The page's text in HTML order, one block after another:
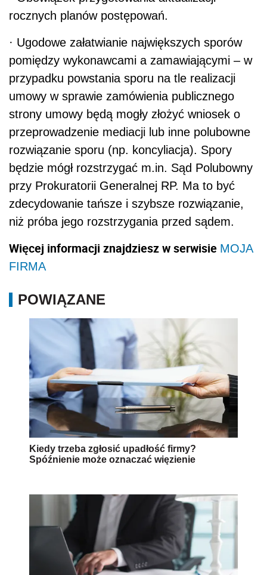
rocznych planów postępowań.
· Ugodowe załatwianie największych sporów
pomiędzy wykonawcami a zamawiającymi – w
przypadku powstania sporu na tle realizacji
umowy w sprawie zamówienia publicznego
strony umowy będą mogły złożyć wniosek o
przeprowadzenie mediacji lub inne polubowne
rozwiązanie sporu (np. koncyliacja). Spory
będzie mógł rozstrzygać m.in. Sąd Polubowny
przy Prokuratorii Generalnej RP. Ma to być
zdecydowanie tańsze i szybsze rozwiązanie,
niż próba jego rozstrzygania przed sądem.
Więcej informacji znajdziesz w serwisie MOJA
FIRMA
POWIĄZANE
Kiedy trzeba zgłosić upadłość firmy?
Spóźnienie może oznaczać więzienie